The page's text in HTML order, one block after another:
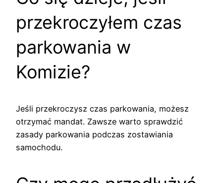
przekroczyłem czas
parkowania w
Komizie?
Jeśli przekroczysz czas parkowania, możesz
otrzymać mandat. Zawsze warto sprawdzić
zasady parkowania podczas zostawiania
samochodu.